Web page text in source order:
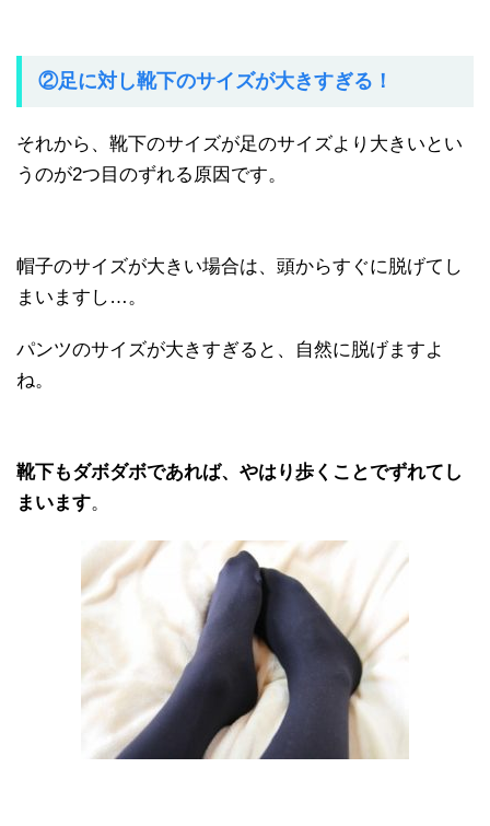
②足に対し靴下のサイズが大きすぎる！
それから、靴下のサイズが足のサイズより大きいとい
うのが2つ目のずれる原因です。
帽子のサイズが大きい場合は、頭からすぐに脱げてし
まいますし…。
パンツのサイズが大きすぎると、自然に脱げますよ
ね。
靴下もダボダボであれば、やはり歩くことでずれてし
まいます。